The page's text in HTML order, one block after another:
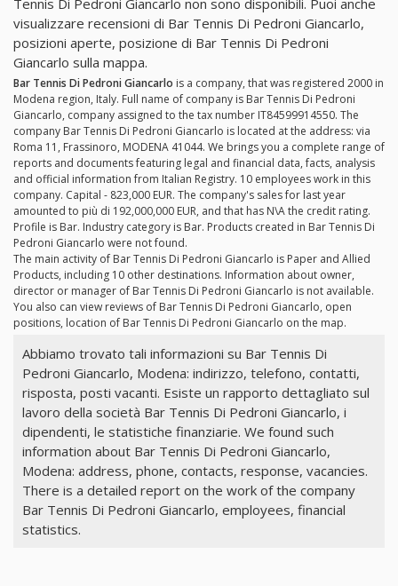
Tennis Di Pedroni Giancarlo non sono disponibili. Puoi anche
visualizzare recensioni di Bar Tennis Di Pedroni Giancarlo,
posizioni aperte, posizione di Bar Tennis Di Pedroni
Giancarlo sulla mappa.
Bar Tennis Di Pedroni Giancarlo is a company, that was registered 2000 in
Modena region, Italy. Full name of company is Bar Tennis Di Pedroni
Giancarlo, company assigned to the tax number IT84599914550. The
company Bar Tennis Di Pedroni Giancarlo is located at the address: via
Roma 11, Frassinoro, MODENA 41044. We brings you a complete range of
reports and documents featuring legal and financial data, facts, analysis
and official information from Italian Registry. 10 employees work in this
company. Capital - 823,000 EUR. The company's sales for last year
amounted to più di 192,000,000 EUR, and that has N\A the credit rating.
Profile is Bar. Industry category is Bar. Products created in Bar Tennis Di
Pedroni Giancarlo were not found.
The main activity of Bar Tennis Di Pedroni Giancarlo is Paper and Allied
Products, including 10 other destinations. Information about owner,
director or manager of Bar Tennis Di Pedroni Giancarlo is not available.
You also can view reviews of Bar Tennis Di Pedroni Giancarlo, open
positions, location of Bar Tennis Di Pedroni Giancarlo on the map.
Abbiamo trovato tali informazioni su Bar Tennis Di
Pedroni Giancarlo, Modena: indirizzo, telefono, contatti,
risposta, posti vacanti. Esiste un rapporto dettagliato sul
lavoro della società Bar Tennis Di Pedroni Giancarlo, i
dipendenti, le statistiche finanziarie. We found such
information about Bar Tennis Di Pedroni Giancarlo,
Modena: address, phone, contacts, response, vacancies.
There is a detailed report on the work of the company
Bar Tennis Di Pedroni Giancarlo, employees, financial
statistics.